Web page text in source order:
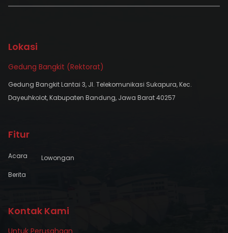
Lokasi
Gedung Bangkit (Rektorat)
Gedung Bangkit Lantai 3, Jl. Telekomunikasi Sukapura, Kec.
Dayeuhkolot, Kabupaten Bandung, Jawa Barat 40257
Fitur
Acara
Lowongan
Berita
Kontak Kami
Untuk Perusahaan